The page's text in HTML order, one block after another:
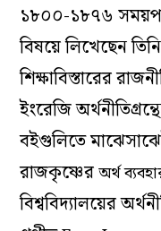
১৮০০-১৮৭৬
বিষয়ে লিখেছেন
শিক্ষাবিস্তারের
ইংরেজি
বইগুলিতে
রাজকৃষ্ণেরঅর্থ
বিশ্ববিদ্যালয়ের